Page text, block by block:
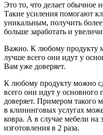
Это то, что делает обычное
Такие усиления помогают
уникальным, получить
больше заработать и
Важно. К любому продукту
лучше всего они идут у
Вам уже доверяет.
К любому продукту можно
всего они идут у основного
доверяет. Примером такого
в клининговых услугах
ковра. А в случае мебели на
изготовления в 2 раза.